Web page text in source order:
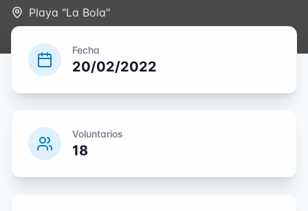
Playa "La Bola"
Fecha
20/02/2022
Voluntarios
18